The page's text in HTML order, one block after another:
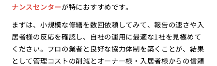
ナンスセンターが特におすすめです。
まずは、小規模な修繕を数回依頼してみて、報告の速さや入
居者様の反応を確認し、自社の運用に最適な1社を見極めて
ください。プロの業者と良好な協力体制を築くことが、結果
として管理コストの削減とオーナー様・入居者様からの信頼